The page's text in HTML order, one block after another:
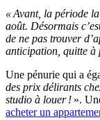
« Avant, la période
août. Désormais
de ne pas trouver
anticipation, quitte à
Une pénurie qui a
des prix délirants
studio à louer ! ».
acheter un